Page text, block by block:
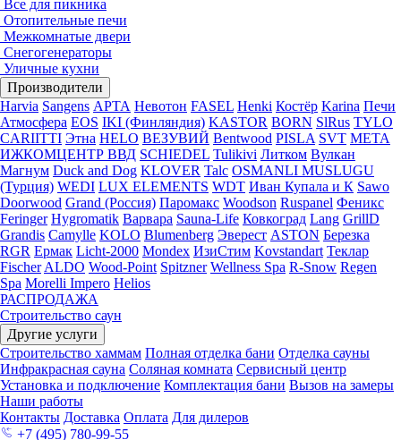
Все для пикника
Отопительные печи
Межкомнатые двери
Снегогенераторы
Уличные кухни
Производители
Harvia Sangens АРТА Невотон FASEL Henki Костёр Karina Печи
Атмосфера EOS IKI (Финляндия) KASTOR BORN SlRus TYLO
CARIITTI Этна HELO ВЕЗУВИЙ Bentwood PISLA SVT МЕТА
ИЖКОМЦЕНТР ВВД SCHIEDEL Tulikivi Литком Вулкан
Магнум Duck and Dog KLOVER Talc OSMANLI MUSLUGU
(Турция) WEDI LUX ELEMENTS WDT Иван Купала и К Sawo
Doorwood Grand (Россия) Паромакс Woodson Ruspanel Феникс
Feringer Hygromatik Варвара Sauna-Life Ковкоград Lang GrillD
Grandis Camylle KOLO Blumenberg Эверест ASTON Березка
RGR Ермак Licht-2000 Mondex ИзиСтим Kovstandart Теклар
Fischer ALDO Wood-Point Spitzner Wellness Spa R-Snow Regen
Spa Morelli Impero Helios
РАСПРОДАЖА
Строительство саун
Другие услуги
Строительство хаммам Полная отделка бани Отделка сауны
Инфракрасная сауна Соляная комната Сервисный центр
Установка и подключение Комплектация бани Вызов на замеры
Наши работы
Контакты Доставка Оплата Для дилеров
+7 (495) 780-99-55